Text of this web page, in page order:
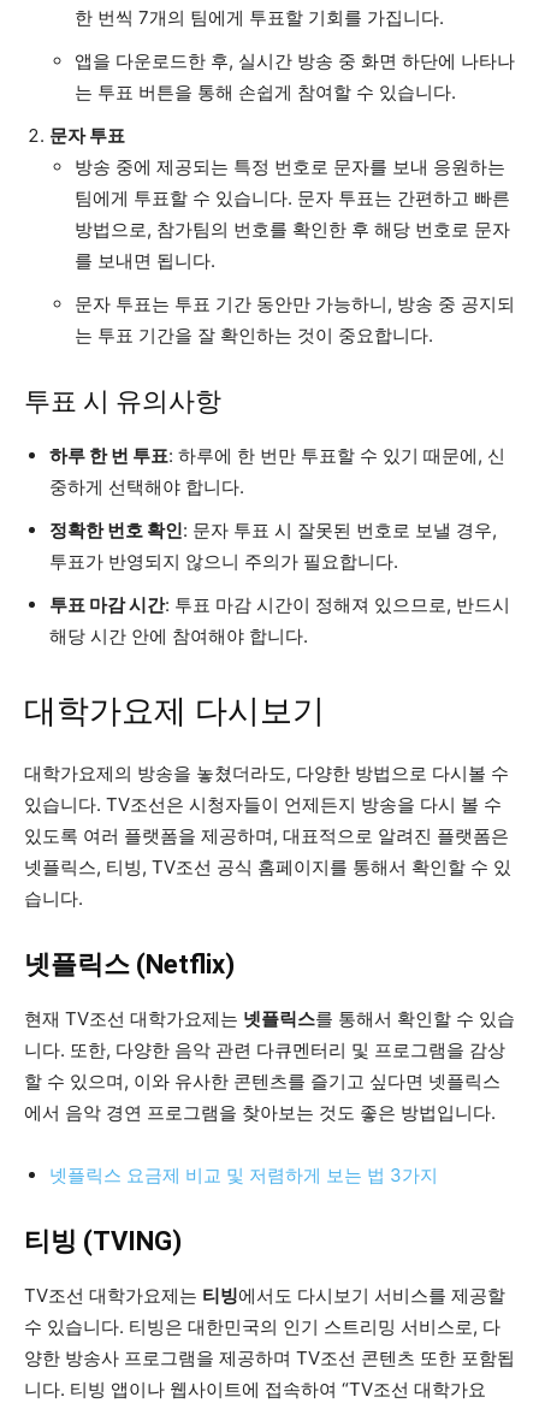
한 번씩 7개의 팀에게 투표할 기회를 가집니다.
앱을 다운로드한 후, 실시간 방송 중 화면 하단에 나타나
는 투표 버튼을 통해 손쉽게 참여할 수 있습니다.
문자 투표
방송 중에 제공되는 특정 번호로 문자를 보내 응원하는
팀에게 투표할 수 있습니다. 문자 투표는 간편하고 빠른
방법으로, 참가팀의 번호를 확인한 후 해당 번호로 문자
를 보내면 됩니다.
문자 투표는 투표 기간 동안만 가능하니, 방송 중 공지되
는 투표 기간을 잘 확인하는 것이 중요합니다.
투표 시 유의사항
하루 한 번 투표: 하루에 한 번만 투표할 수 있기 때문에, 신
중하게 선택해야 합니다.
정확한 번호 확인: 문자 투표 시 잘못된 번호로 보낼 경우,
투표가 반영되지 않으니 주의가 필요합니다.
투표 마감 시간: 투표 마감 시간이 정해져 있으므로, 반드시
해당 시간 안에 참여해야 합니다.
대학가요제 다시보기
대학가요제의 방송을 놓쳤더라도, 다양한 방법으로 다시볼 수
있습니다. TV조선은 시청자들이 언제든지 방송을 다시 볼 수
있도록 여러 플랫폼을 제공하며, 대표적으로 알려진 플랫폼은
넷플릭스, 티빙, TV조선 공식 홈페이지를 통해서 확인할 수 있
습니다.
넷플릭스 (Netflix)
현재 TV조선 대학가요제는 넷플릭스를 통해서 확인할 수 있습
니다. 또한, 다양한 음악 관련 다큐멘터리 및 프로그램을 감상
할 수 있으며, 이와 유사한 콘텐츠를 즐기고 싶다면 넷플릭스
에서 음악 경연 프로그램을 찾아보는 것도 좋은 방법입니다.
넷플릭스 요금제 비교 및 저렴하게 보는 법 3가지
티빙 (TVING)
TV조선 대학가요제는 티빙에서도 다시보기 서비스를 제공할
수 있습니다. 티빙은 대한민국의 인기 스트리밍 서비스로, 다
양한 방송사 프로그램을 제공하며 TV조선 콘텐츠 또한 포함됩
니다. 티빙 앱이나 웹사이트에 접속하여 “TV조선 대학가요